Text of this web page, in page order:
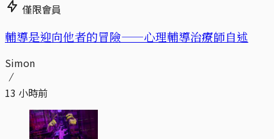
僅限會員
輔導是迎向他者的冒險——心理輔導治療師自述
Simon
13 小時前